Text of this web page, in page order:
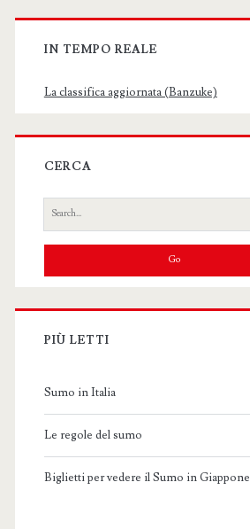
IN TEMPO REALE
La classifica aggiornata (Banzuke)
CERCA
Search
for:
PIÙ LETTI
Sumo in Italia
Le regole del sumo
Biglietti per vedere il Sumo in Giappone